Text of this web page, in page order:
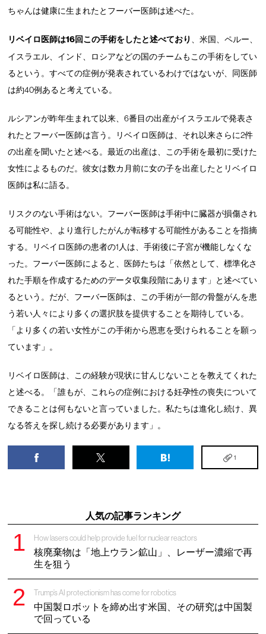
ちゃんは健康に生まれたとフーバー医師は述べた。
リベイロ医師は16回この手術をしたと述べており
、米国、ペルー、
イスラエル、インド、ロシアなどの国のチームもこの手術をしてい
るという。すべての症例が発表されているわけではないが、同医師
は約40例あると考えている。
ルシアンが昨年生まれて以来、6番目の出産がイスラエルで発表さ
れたとフーバー医師は言う。リベイロ医師は、それ以来さらに2件
の出産を聞いたと述べる。最近の出産は、この手術を最初に受けた
女性によるものだ。彼女は数カ月前に女の子を出産したとリベイロ
医師は私に語る。
リスクのない手術はない。フーバー医師は手術中に臓器が損傷され
る可能性や、より進行したがんが転移する可能性があることを指摘
する。リベイロ医師の患者の1人は、手術後に子宮が機能しなくな
った。フーバー医師によると、医師たちは「依然として、標準化さ
れた手順を作成するためのデータ収集段階にあります」と述べてい
るという。だが、フーバー医師は、この手術が一部の骨盤がんを患
う若い人々により多くの選択肢を提供することを期待している。
「より多くの若い女性がこの手術から恩恵を受けられることを願っ
ています」。
リベイロ医師は、この経験が現状に甘んじないことを教えてくれた
と述べる。「誰もが、これらの症例における妊孕性の喪失について
できることは何もないと言っていました。私たちは進化し続け、異
なる答えを探し続ける必要があります」。
1
人気の記事ランキング
How lasers could help provide fuel for nuclear reactors
核廃棄物は「地上ウラン鉱山」、レーザー濃縮で再
生を狙う
Trump’s AI protectionism has come for robotics
中国製ロボットを締め出す米国、その研究は中国製
で回っている